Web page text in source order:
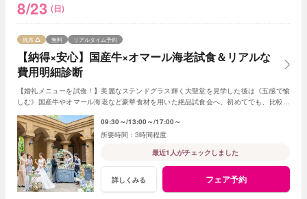
8/23 (日)
【納得×安心】国産牛×オマール海老試食＆リアルな
費用明細診断
残席 無料 リアルタイム予約
【婚礼メニューを試食！】美麗なステンドグラス輝く大聖堂を見学した後は《五感で愉
しむ》国産牛やオマール海老など豪華食材を用いた絶品試食会へ。初めてでも、比較検
09:30～ 13:00～ 17:00～
3時間程度
最近1人がチェックしました
詳しくみる フェア予約